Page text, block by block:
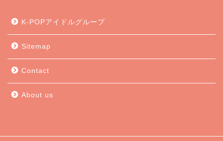
K-POPアイドルグループ
Sitemap
Contact
About us